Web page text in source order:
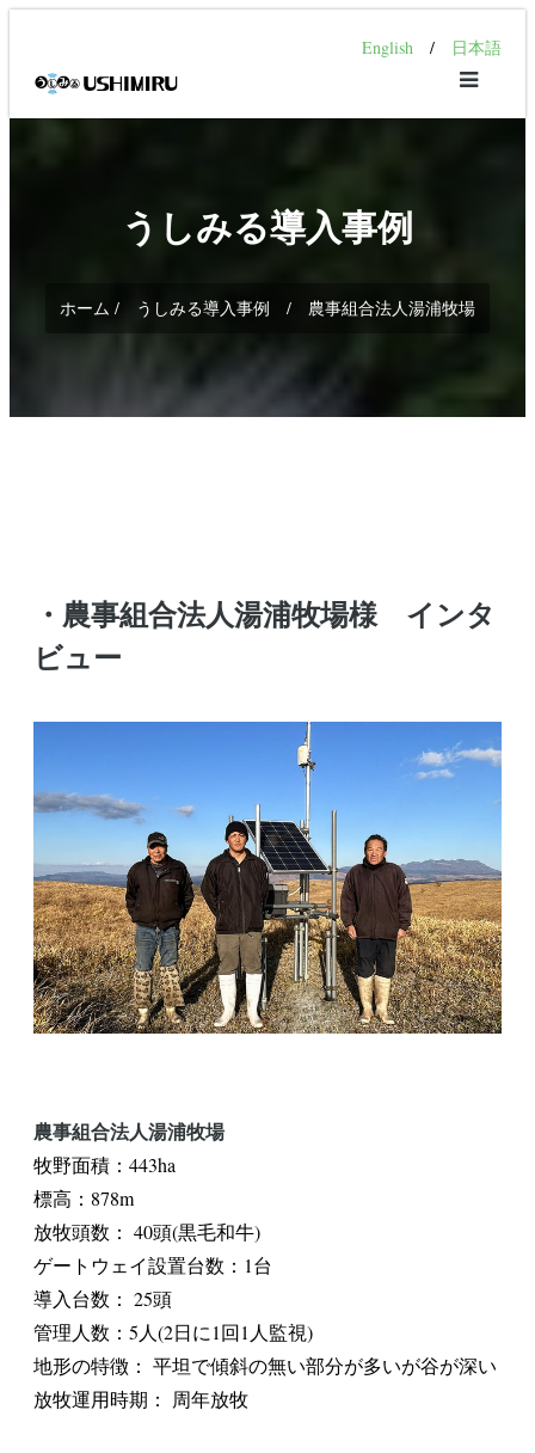
English / 日本語
うしみる導入事例
ホーム / うしみる導入事例 / 農事組合法人湯浦牧場
・農事組合法人湯浦牧場様 インタ
ビュー
農事組合法人湯浦牧場
牧野面積：443ha
標高：878m
放牧頭数： 40頭(黒毛和牛)
ゲートウェイ設置台数：1台
導入台数： 25頭
管理人数：5人(2日に1回1人監視)
地形の特徴： 平坦で傾斜の無い部分が多いが谷が深い
放牧運用時期： 周年放牧